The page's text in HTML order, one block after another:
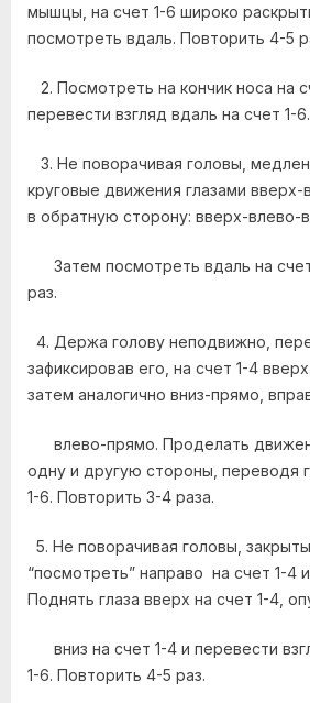
мышцы, на счет 1-6 широко
посмотреть вдаль. Повторить 4-5
2. Посмотреть на кончик носа на
перевести взгляд вдаль на счет 1-
3. Не поворачивая головы,
круговые движения глазами вверх-
в обратную сторону: вверх-влево-
Затем посмотреть вдаль на
раз.
4. Держа голову неподвижно,
зафиксировав его, на счет 1-4
затем аналогично вниз-прямо,
влево-прямо. Проделать
одну и другую стороны, переводя
1-6. Повторить 3-4 раза.
5. Не поворачивая головы,
“посмотреть” направо на счет 1-4
Поднять глаза вверх на счет 1-4,
вниз на счет 1-4 и перевести
1-6. Повторить 4-5 раз.